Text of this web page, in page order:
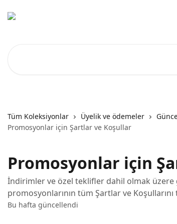
Tüm Koleksiyonlar Üyelik ve ödemeler
Promosyonlar için Şartlar ve Koşullar
Promosyonlar için
İndirimler ve özel teklifler dahil olmak üzere
promosyonlarının tüm Şartlar ve
Bu hafta güncellendi